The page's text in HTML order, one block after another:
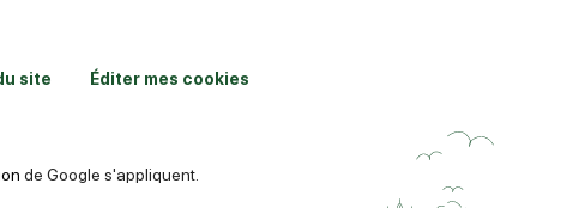
site Éditer mes cookies
de Google s'appliquent.